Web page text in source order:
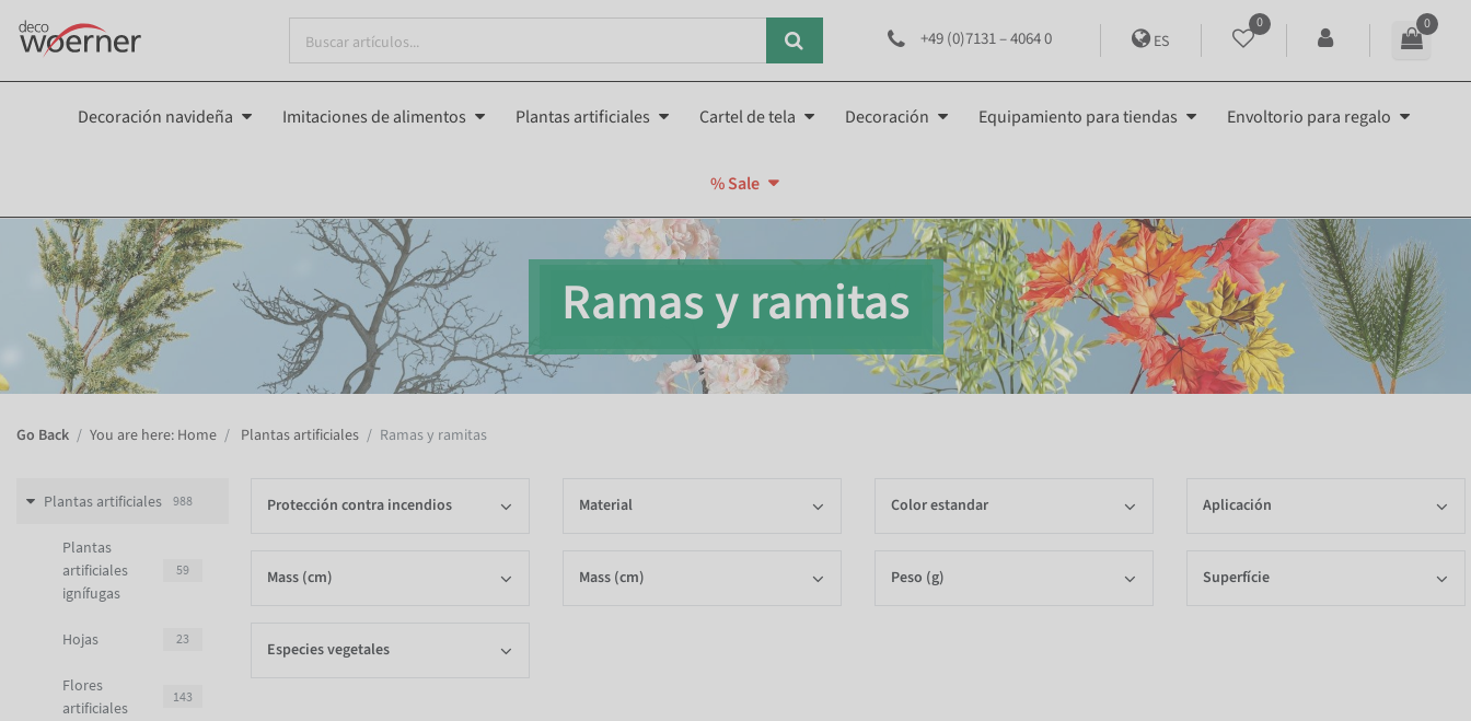
+49 (0)7131 – 4064 0 ES
0 0
Decoración navideña Imitaciones de alimentos Plantas artificiales Cartel de tela Decoración Equipamiento para tiendas Envoltorio para regalo
% Sale
Ramas y ramitas
Go Back You are here: Home Plantas artificiales Ramas y ramitas
Plantas artificiales 988
Plantas
artificiales
ignífugas
59
Hojas 23
Flores
artificiales
143
Protección contra incendios Material Color estandar Aplicación
Mass (cm) Mass (cm) Peso (g) Superfície
Especies vegetales